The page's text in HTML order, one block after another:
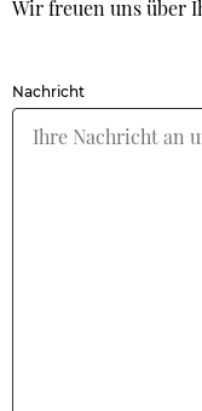
Wir freuen uns über
Pflichtfeld
Nachricht